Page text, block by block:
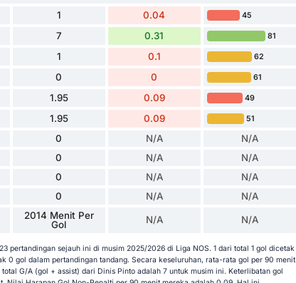
1 0.04 45
7 0.31 81
1 0.1 62
0 0 61
1.95 0.09 49
1.95 0.09 51
0 N/A N/A
0 N/A N/A
0 N/A N/A
0 N/A N/A
2014 Menit Per
Gol
N/A N/A
pertandingan sejauh ini di musim 2025/2026 di Liga NOS. 1 dari total 1 gol dicetak
0 gol dalam pertandingan tandang. Secara keseluruhan, rata-rata gol per 90 menit
G/A (gol + assist) dari Dinis Pinto adalah 7 untuk musim ini. Keterlibatan gol